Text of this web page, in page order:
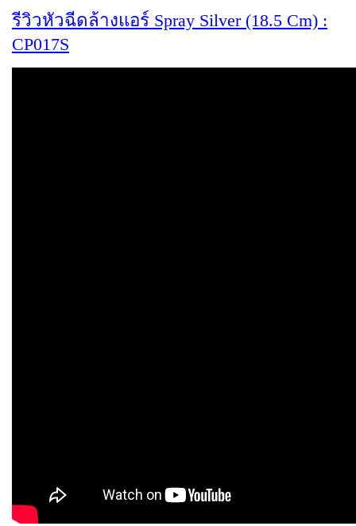
รีวิวหัวฉีดล้างแอร์ Spray Silver (18.5 Cm) :
CP017S